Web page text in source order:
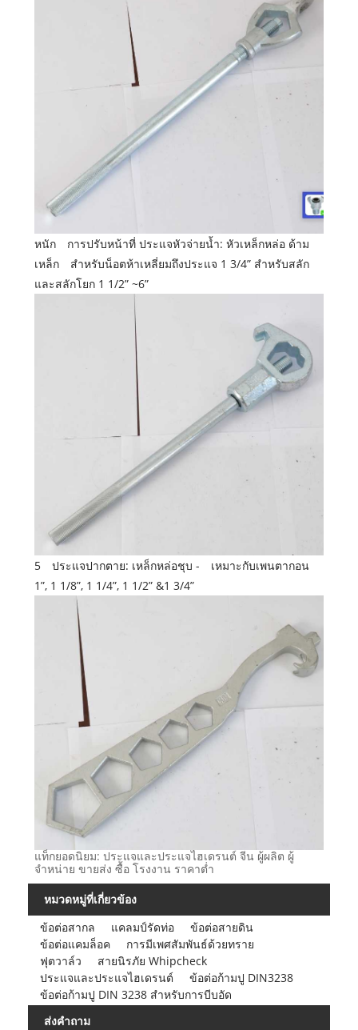
หนัก การปรับหน้าที่ ประแจหัวจ่ายน้ำ: หัวเหล็กหล่อ ด้าม
เหล็ก สำหรับน็อตห้าเหลี่ยมถึงประแจ 1 3/4” สำหรับสลัก
และสลักโยก 1 1/2” ~6”
5 ประแจปากตาย: เหล็กหล่อชุบ - เหมาะกับเพนตากอน
1”, 1 1/8”, 1 1/4”, 1 1/2” &1 3/4”
แท็กยอดนิยม: ประแจและประแจไฮเดรนต์ จีน ผู้ผลิต ผู้
จำหน่าย ขายส่ง ซื้อ โรงงาน ราคาต่ำ
หมวดหมู่ที่เกี่ยวข้อง
ข้อต่อสากล
แคลมป์รัดท่อ
ข้อต่อสายดิน
ข้อต่อแคมล็อค
การมีเพศสัมพันธ์ด้วยทราย
ฟุตวาล์ว
สายนิรภัย Whipcheck
ประแจและประแจไฮเดรนต์
ข้อต่อก้ามปู DIN3238
ข้อต่อก้ามปู DIN 3238 สำหรับการบีบอัด
ส่งคำถาม